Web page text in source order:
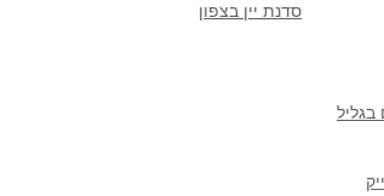
סדנת יין בצפון
בגליל